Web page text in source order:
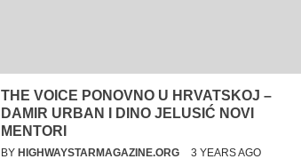
THE VOICE PONOVNO U HRVATSKOJ –
DAMIR URBAN I DINO JELUSIĆ NOVI
MENTORI
BY HIGHWAYSTARMAGAZINE.ORG 3 YEARS AGO